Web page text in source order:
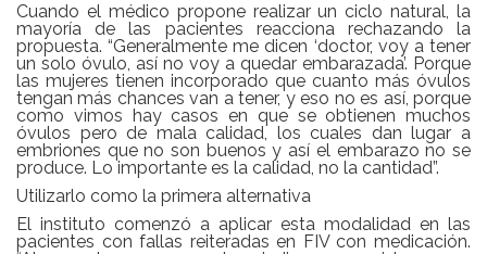
Cuando el médico propone realizar un ciclo natural, la
mayoría de las pacientes reacciona rechazando la
propuesta. “Generalmente me dicen ‘doctor, voy a tener
un solo óvulo, así no voy a quedar embarazada’. Porque
las mujeres tienen incorporado que cuanto más óvulos
tengan más chances van a tener, y eso no es así, porque
como vimos hay casos en que se obtienen muchos
óvulos pero de mala calidad, los cuales dan lugar a
embriones que no son buenos y así el embarazo no se
produce. Lo importante es la calidad, no la cantidad”.
Utilizarlo como la primera alternativa
El instituto comenzó a aplicar esta modalidad en las
pacientes con fallas reiteradas en FIV con medicación.